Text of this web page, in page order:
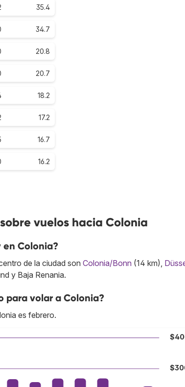
35.4
34.7
20.8
20.7
18.2
17.2
16.7
16.2
vuelos hacia Colonia
en Colonia?
de la ciudad son Colonia/Bonn (14 km),
y Baja Renania.
para volar a Colonia?
es febrero.